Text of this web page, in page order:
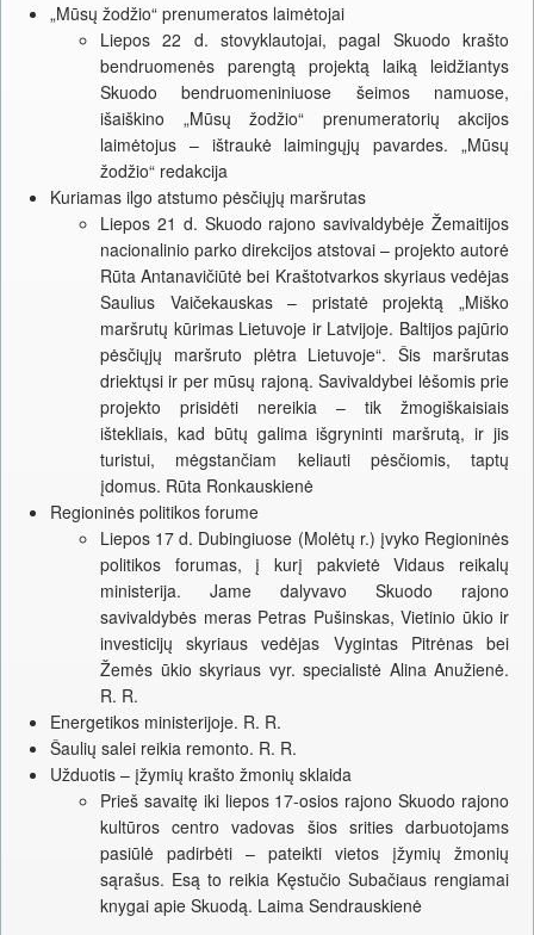
„Mūsų žodžio“ prenumeratos laimėtojai
Liepos 22 d. stovyklautojai, pagal Skuodo krašto
bendruomenės parengtą projektą laiką leidžiantys
Skuodo bendruomeniniuose šeimos namuose,
išaiškino „Mūsų žodžio“ prenumeratorių akcijos
laimėtojus – ištraukė laimingųjų pavardes. „Mūsų
žodžio“ redakcija
Kuriamas ilgo atstumo pėsčiųjų maršrutas
Liepos 21 d. Skuodo rajono savivaldybėje Žemaitijos
nacionalinio parko direkcijos atstovai – projekto autorė
Rūta Antanavičiūtė bei Kraštotvarkos skyriaus vedėjas
Saulius Vaičekauskas – pristatė projektą „Miško
maršrutų kūrimas Lietuvoje ir Latvijoje. Baltijos pajūrio
pėsčiųjų maršruto plėtra Lietuvoje“. Šis maršrutas
driektųsi ir per mūsų rajoną. Savivaldybei lėšomis prie
projekto prisidėti nereikia – tik žmogiškaisiais
ištekliais, kad būtų galima išgryninti maršrutą, ir jis
turistui, mėgstančiam keliauti pėsčiomis, taptų
įdomus. Rūta Ronkauskienė
Regioninės politikos forume
Liepos 17 d. Dubingiuose (Molėtų r.) įvyko Regioninės
politikos forumas, į kurį pakvietė Vidaus reikalų
ministerija. Jame dalyvavo Skuodo rajono
savivaldybės meras Petras Pušinskas, Vietinio ūkio ir
investicijų skyriaus vedėjas Vygintas Pitrėnas bei
Žemės ūkio skyriaus vyr. specialistė Alina Anužienė.
R. R.
Energetikos ministerijoje. R. R.
Šaulių salei reikia remonto. R. R.
Užduotis – įžymių krašto žmonių sklaida
Prieš savaitę iki liepos 17-osios rajono Skuodo rajono
kultūros centro vadovas šios srities darbuotojams
pasiūlė padirbėti – pateikti vietos įžymių žmonių
sąrašus. Esą to reikia Kęstučio Subačiaus rengiamai
knygai apie Skuodą. Laima Sendrauskienė